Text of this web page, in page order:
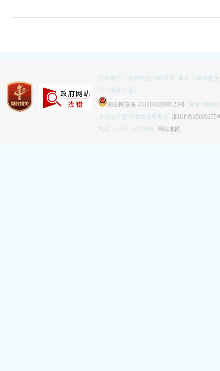
主办单位：永州市生态环境局 地址：湖南省
号（潇湘大厦）
湘公网安备 43110302000125号 政府网站标
永州市生态环境局版权所有 湘ICP备05009375
电话：0746－8323996 网站地图